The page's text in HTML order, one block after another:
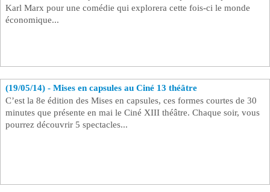
Karl Marx pour une comédie qui explorera cette fois-ci le monde
économique...
(19/05/14) - Mises en capsules au Ciné 13 théâtre ​
C’est la 8e édition des Mises en capsules, ces formes courtes de 30
minutes que présente en mai le Ciné XIII théâtre. Chaque soir, vous
pourrez découvrir 5 spectacles...